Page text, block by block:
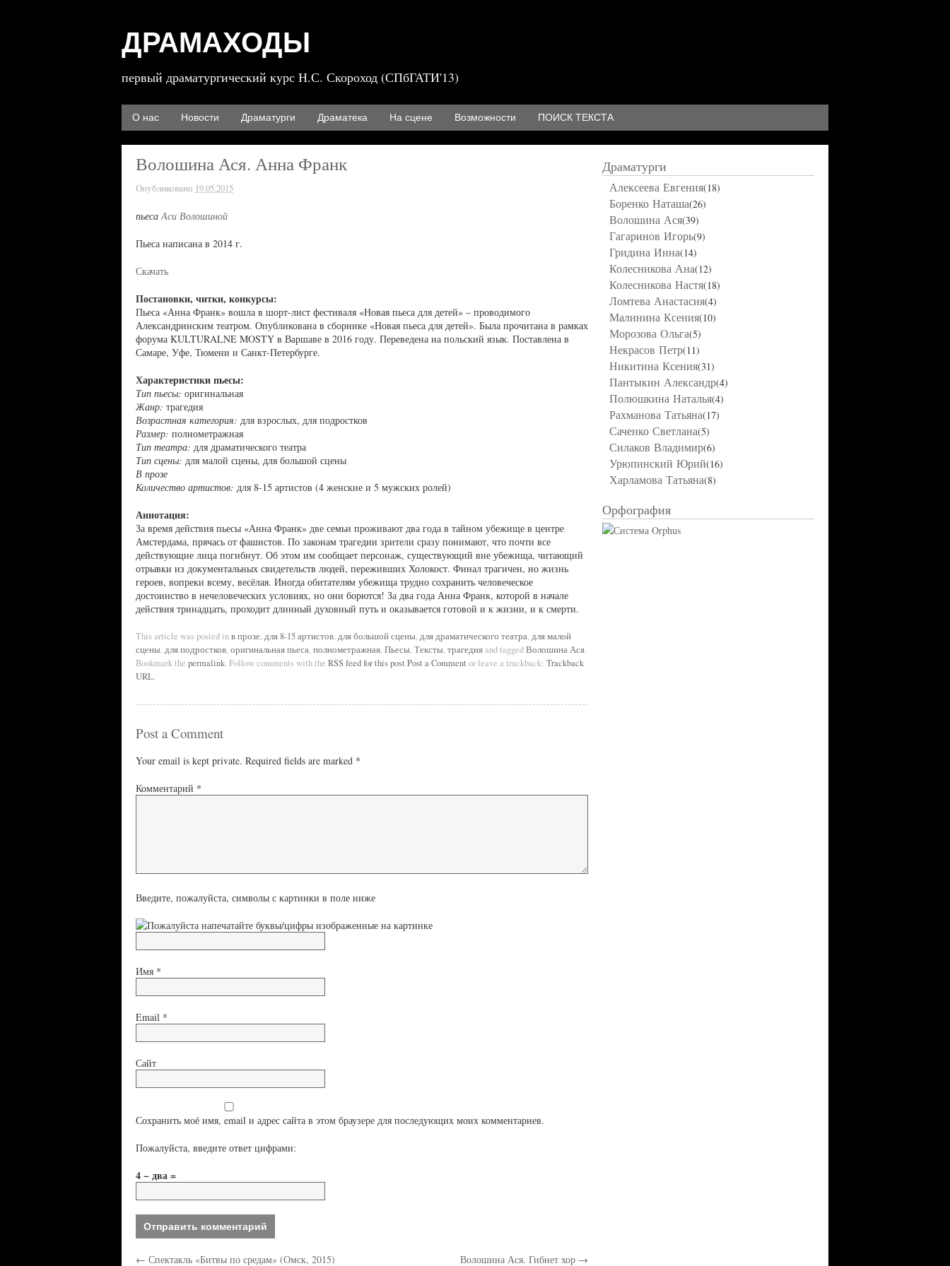
ДРАМАХОДЫ
первый драматургический курс Н.С. Скороход (СПбГАТИ'13)
О нас Новости Драматурги Драматека На сцене Возможности ПОИСК ТЕКСТА
Волошина Ася. Анна Франк
Опубликовано 19.05.2015
пьесаАси Волошиной
Пьеса написана в 2014 г.
Скачать
Постановки, читки, конкурсы:
Пьеса «Анна Франк» вошла в шорт-лист фестиваля «Новая пьеса для детей» – проводимого
Александринским театром. Опубликована в сборнике «Новая пьеса для детей». Была прочитана в рамках
форума KULTURALNE MOSTY в Варшаве в 2016 году. Переведена на польский язык. Поставлена в
Самаре, Уфе, Тюмени и Санкт-Петербурге.
Характеристики пьесы:
Тип пьесы: оригинальная
Жанр: трагедия
Возрастная категория: для взрослых, для подростков
Размер: полнометражная
Тип театра: для драматического театра
Тип сцены: для малой сцены, для большой сцены
В прозе
Количество артистов: для 8-15 артистов (4 женские и 5 мужских ролей)
Аннотация:
За время действия пьесы «Анна Франк» две семьи проживают два года в тайном убежище в центре
Амстердама, прячась от фашистов. По законам трагедии зрители сразу понимают, что почти все
действующие лица погибнут. Об этом им сообщает персонаж, существующий вне убежища, читающий
отрывки из документальных свидетельств людей, переживших Холокост. Финал трагичен, но жизнь
героев, вопреки всему, весёлая. Иногда обитателям убежища трудно сохранить человеческое
достоинство в нечеловеческих условиях, но они борются! За два года Анна Франк, которой в начале
действия тринадцать, проходит длинный духовный путь и оказывается готовой и к жизни, и к смерти.
This article was posted inв прозе,для 8-15 артистов,для большой сцены,для драматического театра,для малой
сцены,для подростков,оригинальная пьеса,полнометражная,Пьесы,Тексты,трагедияand taggedВолошина Ася.
Bookmark the permalink. Follow comments with the RSS feed for this post.Post a Comment or leave a trackback: Trackback
URL.
Post a Comment
Your email is kept private. Required fields are marked *
Комментарий *
Введите, пожалуйста, символы с картинки в поле ниже
Имя *
Email *
Сайт
Сохранить моё имя, email и адрес сайта в этом браузере для последующих моих комментариев.
Пожалуйста, введите ответ цифрами:
4 − два =
← Спектакль «Битвы по средам» (Омск, 2015) Волошина Ася. Гибнет хор →
Драматурги
Алексеева Евгения(18)
Боренко Наташа(26)
Волошина Ася(39)
Гагаринов Игорь(9)
Гридина Инна(14)
Колесникова Анa(12)
Колесникова Настя(18)
Ломтева Анастасия(4)
Малинина Ксения(10)
Морозова Ольга(5)
Некрасов Петр(11)
Никитина Ксения(31)
Пантыкин Александр(4)
Полюшкина Наталья(4)
Рахманова Татьяна(17)
Саченко Светлана(5)
Силаков Владимир(6)
Урюпинский Юрий(16)
Харламова Татьяна(8)
Орфография